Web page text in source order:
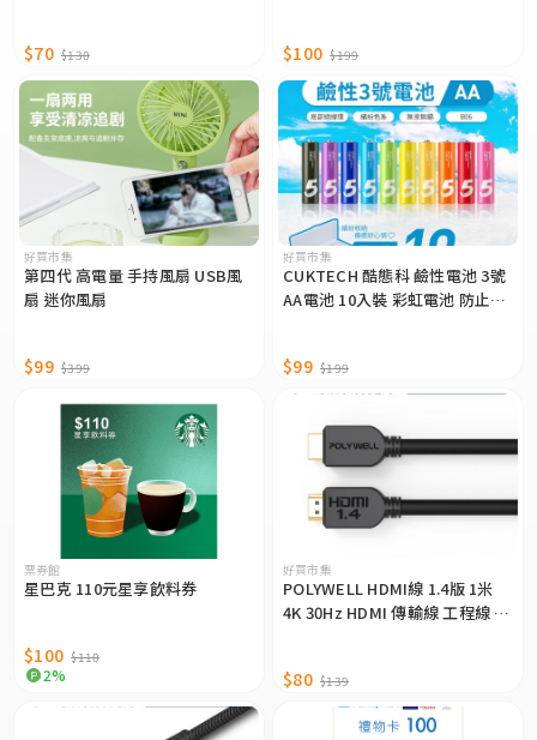
$70 $130 $100 $199
好買市集
第四代 高電量 手持風扇 USB風
扇 迷你風扇
$99 $399
好買市集
CUKTECH 酷態科 鹼性電池 3號
AA電池 10入裝 彩虹電池 防止漏
$99 $199
票券館
星巴克 110元星享飲料券
$100 $110
2%
好買市集
POLYWELL HDMI線 1.4版 1米
4K 30Hz HDMI 傳輸線 工程線 寶
$80 $139